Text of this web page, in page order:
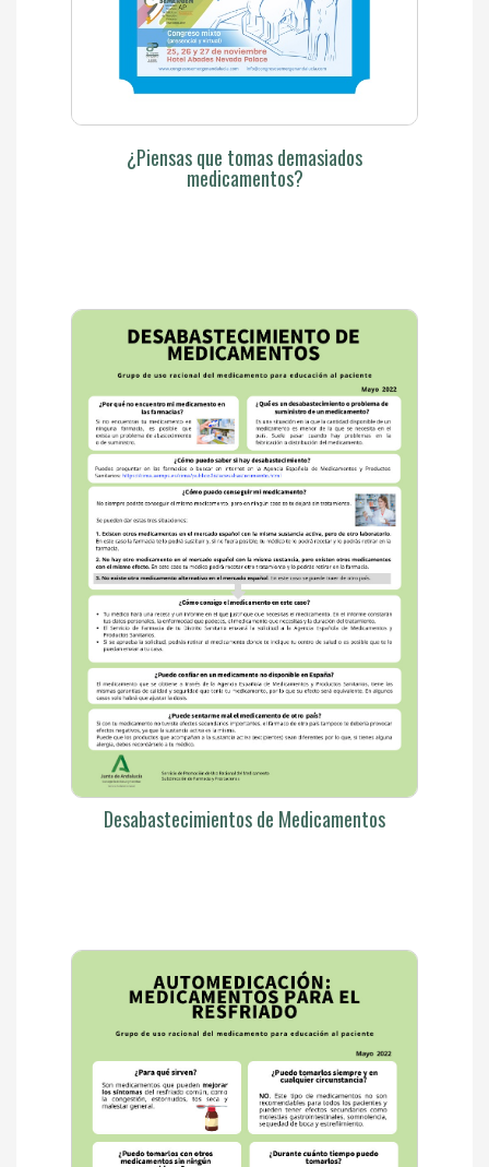
¿Piensas que tomas demasiados
medicamentos?
Desabastecimientos de Medicamentos